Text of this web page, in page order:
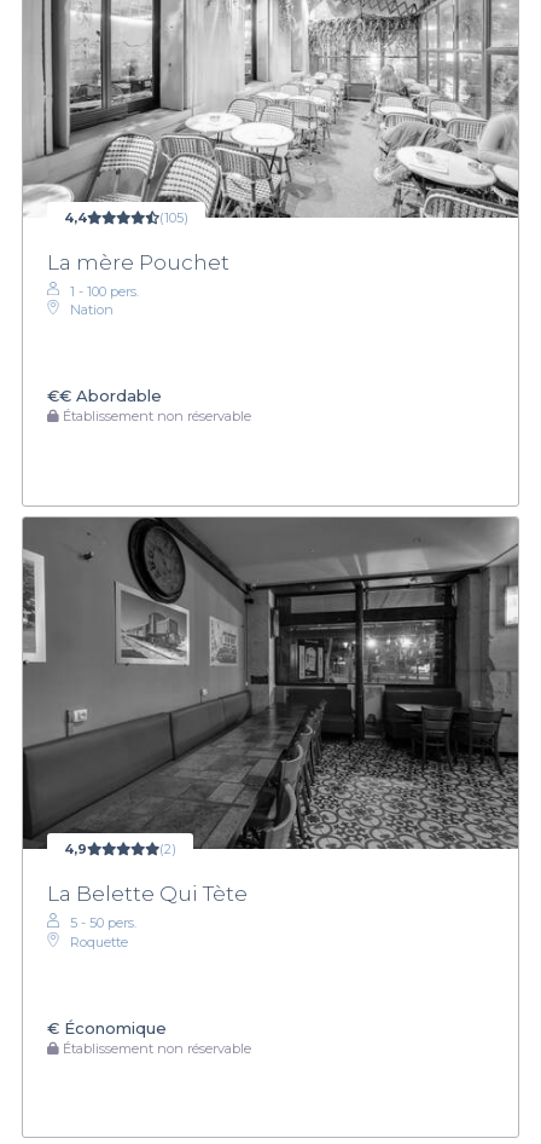
4,4 (105)
La mère Pouchet
1 - 100 pers.
Nation
€€ Abordable
Établissement non réservable
4,9 (2)
La Belette Qui Tète
5 - 50 pers.
Roquette
€ Économique
Établissement non réservable